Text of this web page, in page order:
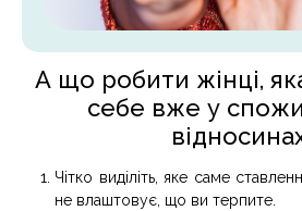
А що робити жінці,
себе вже у
Чітко виділіть, яке саме
не влаштовує, що ви терпите.